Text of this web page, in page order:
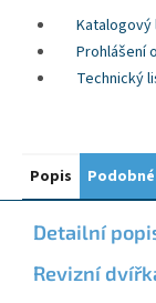
Katalogový
Prohlášení
Technický
Popis
Detailní
Revizní